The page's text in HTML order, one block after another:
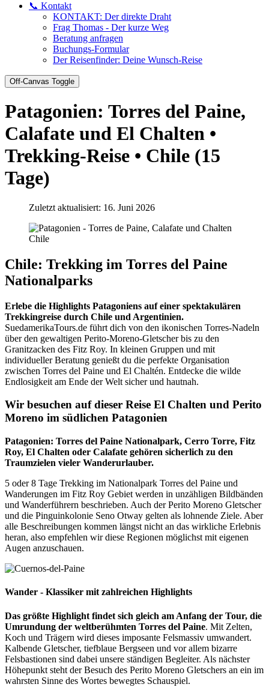
📞 Kontakt
KONTAKT: Der direkte Draht
Frag Thomas - Der kurze Weg
Beratung anfragen
Buchungs-Formular
Der Reisenfinder: Deine Wunsch-Reise
Off-Canvas Toggle
Patagonien: Torres del Paine,
Calafate und El Chalten •
Trekking-Reise • Chile (15
Tage)
Zuletzt aktualisiert: 16. Juni 2026
Chile: Trekking im Torres del Paine
Nationalparks
Erlebe die Highlights Patagoniens auf einer spektakulären
Trekkingreise durch Chile und Argentinien.
SuedamerikaTours.de führt dich von den ikonischen Torres-Nadeln
über den gewaltigen Perito-Moreno-Gletscher bis zu den
Granitzacken des Fitz Roy. In kleinen Gruppen und mit
individueller Beratung genießt du die perfekte Organisation
zwischen Torres del Paine und El Chaltén. Entdecke die wilde
Endlosigkeit am Ende der Welt sicher und hautnah.
Wir besuchen auf dieser Reise El Chalten und Perito
Moreno im südlichen Patagonien
Patagonien: Torres del Paine Nationalpark, Cerro Torre, Fitz
Roy, El Chalten oder Calafate gehören sicherlich zu den
Traumzielen vieler Wanderurlauber.
5 oder 8 Tage Trekking im Nationalpark Torres del Paine und
Wanderungen im Fitz Roy Gebiet werden in unzähligen Bildbänden
und Wanderführern beschrieben. Auch der Perito Moreno Gletscher
und die Pinguinkolonie Seno Otway gelten als lohnende Ziele. Aber
alle Beschreibungen kommen längst nicht an das wirkliche Erlebnis
heran, also empfehlen wir diese Regionen möglichst mit eigenen
Augen anzuschauen.
Wander - Klassiker mit zahlreichen Highlights
Das größte Highlight findet sich gleich am Anfang der Tour, die
Umrundung der weltberühmten Torres del Paine. Mit Zelten,
Koch und Trägern wird dieses imposante Felsmassiv umwandert.
Kalbende Gletscher, tiefblaue Bergseen und vor allem bizarre
Felsbastionen sind dabei unsere ständigen Begleiter. Als nächster
Höhepunkt steht der Besuch des Perito Moreno Gletschers an ein im
wahrsten Sinne des Wortes bewegtes Schauspiel.